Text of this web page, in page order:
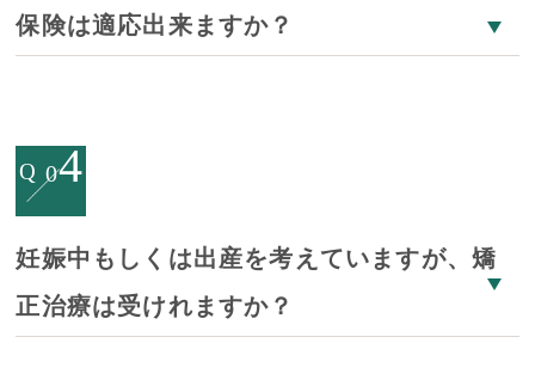
保険は適応出来ますか？
Q 04
妊娠中もしくは出産を考えていますが、矯
正治療は受けれますか？